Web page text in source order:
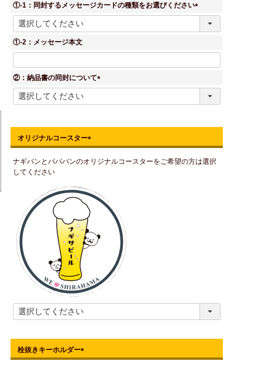
①-1：同封するメッセージカードの種類をお選びください
(
①-2：メッセージ本文
②：納品書の同封について
(
オリジナルコースター
(
必
ナギパンとパパパンのオリジナルコースターをご希望の方は選択
してください
栓抜きキーホルダー
(